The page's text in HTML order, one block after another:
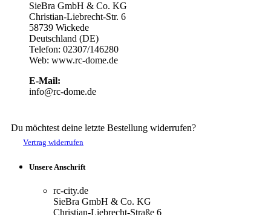
SieBra GmbH & Co. KG
Christian-Liebrecht-Str. 6
58739 Wickede
Deutschland (DE)
Telefon: 02307/146280
Web: www.rc-dome.de
E-Mail:
info@rc-dome.de
Du möchtest deine letzte Bestellung widerrufen?
Vertrag widerrufen
Unsere Anschrift
rc-city.de
SieBra GmbH & Co. KG
Christian-Liebrecht-Straße 6